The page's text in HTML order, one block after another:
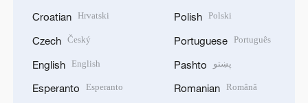
Croatian Hrvatski
Czech Český
English English
Esperanto Esperanto
Polish Polski
Portuguese Português
Pashto پښتو
Romanian Română